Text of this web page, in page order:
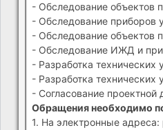
- Обследование объектов
- Обследование приборов
- Обследование объектов
- Обследование ИЖД и
- Разработка технических
- Разработка
- Согласование
Обращения необходимо
1. На электронные адреса: